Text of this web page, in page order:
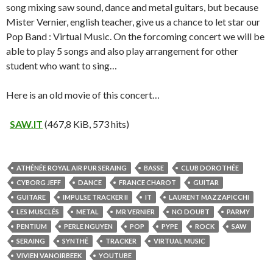
song mixing saw sound, dance and metal guitars, but because
Mister Vernier, english teacher, give us a chance to let star our
Pop Band : Virtual Music. On the forcoming concert we will be
able to play 5 songs and also play arrangement for other
student who want to sing…
Here is an old movie of this concert…
SAW.IT (467,8 KiB, 573 hits)
ATHÉNÉE ROYAL AIR PUR SERAING BASSE
CLUB DOROTHÉE
CYBORG JEFF
DANCE FRANCE CHAROT
GUITAR
GUITARE
IMPULSE TRACKER II IT
LAURENT MAZZAPICCHI
LES MUSCLÉS
METAL MR VERNIER NO DOUBT
PARMY
PENTIUM
PERLE NGUYEN POP PYPE ROCK
SAW
SERAING
SYNTHÉ TRACKER
VIRTUAL MUSIC
VIVIEN VANOIRBEEK
YOUTUBE